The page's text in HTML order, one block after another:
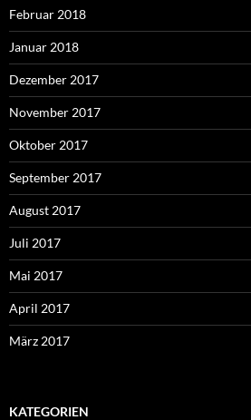
Februar 2018
Januar 2018
Dezember 2017
November 2017
Oktober 2017
September 2017
August 2017
Juli 2017
Mai 2017
April 2017
März 2017
KATEGORIEN